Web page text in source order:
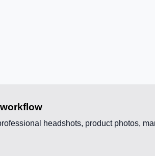
headshots, product photos,